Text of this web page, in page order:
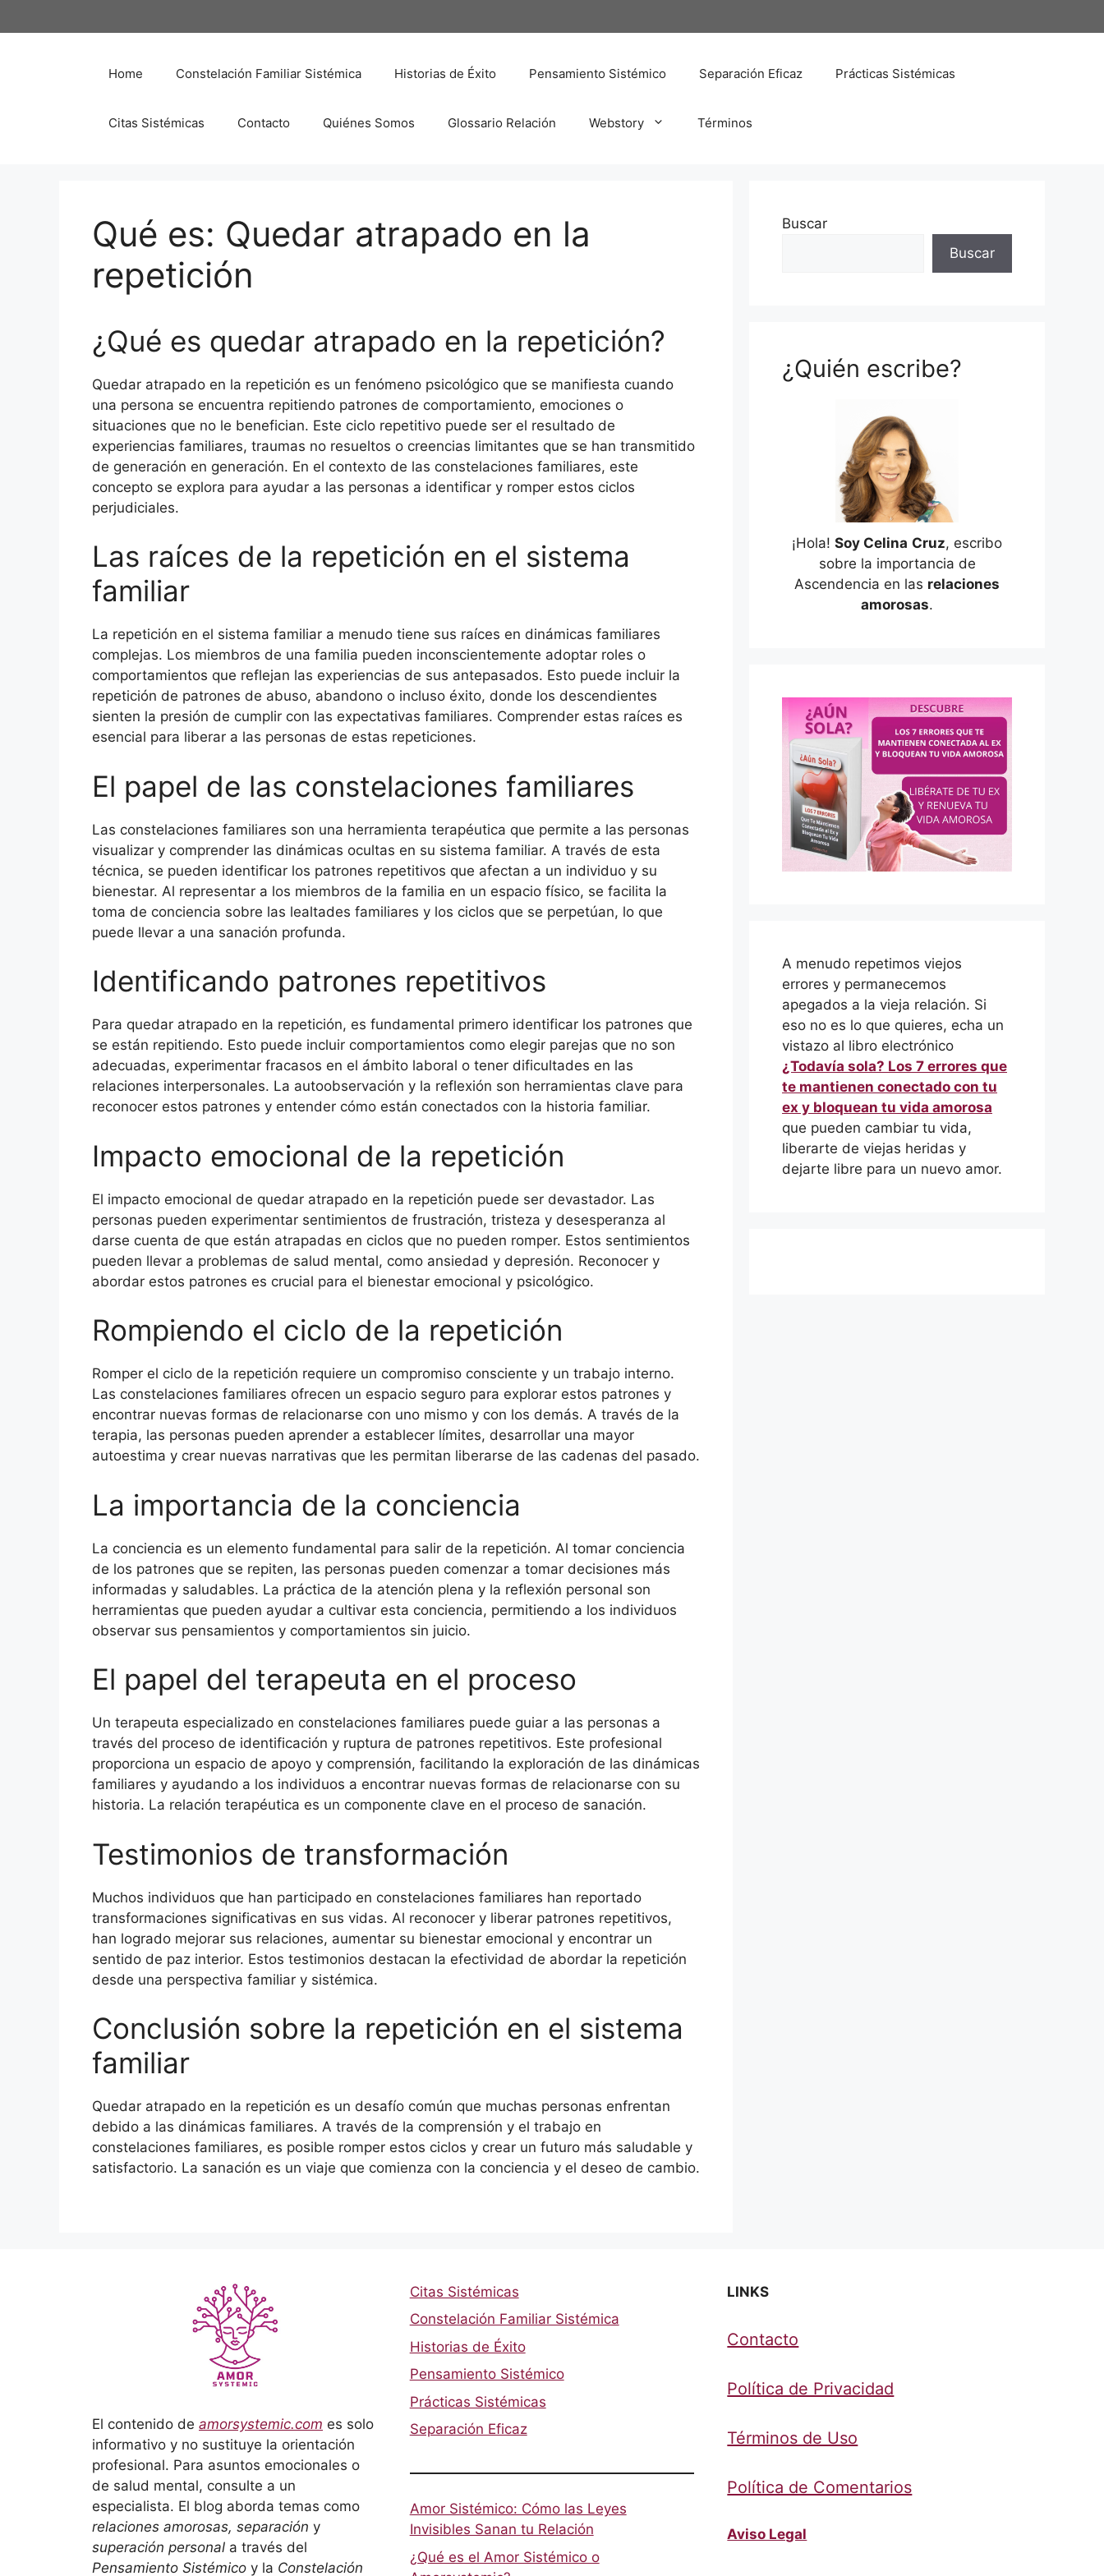
al
Home Constelación Familiar Sistémica Historias de Éxito Pensamiento Sistémico Separación Eficaz Prácticas Sistémicas
Citas Sistémicas Contacto Quiénes Somos Glossario Relación Webstory Términos
Qué es: Quedar atrapado en la
repetición
¿Qué es quedar atrapado en la repetición?
Quedar atrapado en la repetición es un fenómeno psicológico que se manifiesta cuando
una persona se encuentra repitiendo patrones de comportamiento, emociones o
situaciones que no le benefician. Este ciclo repetitivo puede ser el resultado de
experiencias familiares, traumas no resueltos o creencias limitantes que se han transmitido
de generación en generación. En el contexto de las constelaciones familiares, este
concepto se explora para ayudar a las personas a identificar y romper estos ciclos
perjudiciales.
Las raíces de la repetición en el sistema
familiar
La repetición en el sistema familiar a menudo tiene sus raíces en dinámicas familiares
complejas. Los miembros de una familia pueden inconscientemente adoptar roles o
comportamientos que reflejan las experiencias de sus antepasados. Esto puede incluir la
repetición de patrones de abuso, abandono o incluso éxito, donde los descendientes
sienten la presión de cumplir con las expectativas familiares. Comprender estas raíces es
esencial para liberar a las personas de estas repeticiones.
El papel de las constelaciones familiares
Las constelaciones familiares son una herramienta terapéutica que permite a las personas
visualizar y comprender las dinámicas ocultas en su sistema familiar. A través de esta
técnica, se pueden identificar los patrones repetitivos que afectan a un individuo y su
bienestar. Al representar a los miembros de la familia en un espacio físico, se facilita la
toma de conciencia sobre las lealtades familiares y los ciclos que se perpetúan, lo que
puede llevar a una sanación profunda.
Identificando patrones repetitivos
Para quedar atrapado en la repetición, es fundamental primero identificar los patrones que
se están repitiendo. Esto puede incluir comportamientos como elegir parejas que no son
adecuadas, experimentar fracasos en el ámbito laboral o tener dificultades en las
relaciones interpersonales. La autoobservación y la reflexión son herramientas clave para
reconocer estos patrones y entender cómo están conectados con la historia familiar.
Impacto emocional de la repetición
El impacto emocional de quedar atrapado en la repetición puede ser devastador. Las
personas pueden experimentar sentimientos de frustración, tristeza y desesperanza al
darse cuenta de que están atrapadas en ciclos que no pueden romper. Estos sentimientos
pueden llevar a problemas de salud mental, como ansiedad y depresión. Reconocer y
abordar estos patrones es crucial para el bienestar emocional y psicológico.
Rompiendo el ciclo de la repetición
Romper el ciclo de la repetición requiere un compromiso consciente y un trabajo interno.
Las constelaciones familiares ofrecen un espacio seguro para explorar estos patrones y
encontrar nuevas formas de relacionarse con uno mismo y con los demás. A través de la
terapia, las personas pueden aprender a establecer límites, desarrollar una mayor
autoestima y crear nuevas narrativas que les permitan liberarse de las cadenas del pasado.
La importancia de la conciencia
La conciencia es un elemento fundamental para salir de la repetición. Al tomar conciencia
de los patrones que se repiten, las personas pueden comenzar a tomar decisiones más
informadas y saludables. La práctica de la atención plena y la reflexión personal son
herramientas que pueden ayudar a cultivar esta conciencia, permitiendo a los individuos
observar sus pensamientos y comportamientos sin juicio.
El papel del terapeuta en el proceso
Un terapeuta especializado en constelaciones familiares puede guiar a las personas a
través del proceso de identificación y ruptura de patrones repetitivos. Este profesional
proporciona un espacio de apoyo y comprensión, facilitando la exploración de las dinámicas
familiares y ayudando a los individuos a encontrar nuevas formas de relacionarse con su
historia. La relación terapéutica es un componente clave en el proceso de sanación.
Testimonios de transformación
Muchos individuos que han participado en constelaciones familiares han reportado
transformaciones significativas en sus vidas. Al reconocer y liberar patrones repetitivos,
han logrado mejorar sus relaciones, aumentar su bienestar emocional y encontrar un
sentido de paz interior. Estos testimonios destacan la efectividad de abordar la repetición
desde una perspectiva familiar y sistémica.
Conclusión sobre la repetición en el sistema
familiar
Quedar atrapado en la repetición es un desafío común que muchas personas enfrentan
debido a las dinámicas familiares. A través de la comprensión y el trabajo en
constelaciones familiares, es posible romper estos ciclos y crear un futuro más saludable y
satisfactorio. La sanación es un viaje que comienza con la conciencia y el deseo de cambio.
Buscar
Buscar
¿Quién escribe?
¡Hola! Soy Celina Cruz, escribo
sobre la importancia de
Ascendencia en las relaciones
amorosas.
A menudo repetimos viejos
errores y permanecemos
apegados a la vieja relación. Si
eso no es lo que quieres, echa un
vistazo al libro electrónico
¿Todavía sola? Los 7 errores que
te mantienen conectado con tu
ex y bloquean tu vida amorosa
que pueden cambiar tu vida,
liberarte de viejas heridas y
dejarte libre para un nuevo amor.
El contenido de amorsystemic.com es solo
informativo y no sustituye la orientación
profesional. Para asuntos emocionales o
de salud mental, consulte a un
especialista. El blog aborda temas como
relaciones amorosas, separación y
superación personal a través del
Pensamiento Sistémico y la Constelación
Citas Sistémicas
Constelación Familiar Sistémica
Historias de Éxito
Pensamiento Sistémico
Prácticas Sistémicas
Separación Eficaz
Amor Sistémico: Cómo las Leyes
Invisibles Sanan tu Relación
¿Qué es el Amor Sistémico o
LINKS
Contacto
Política de Privacidad
Términos de Uso
Política de Comentarios
Aviso Legal